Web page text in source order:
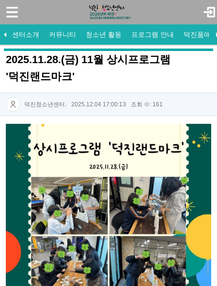
센터소개 커뮤니티 청소년 활동 프로그램 안내 덕진품애
센터소개 미션·비전·목표 조직도 센터연혁
공지사항 프로그램 게시판 활동사진 자유게시판
청소년 운영위원회 청소년 동아리 자원봉사
참여프로그램 수강신청
방과후 공지사항 방과후 활동사진 프로그램 안내
도서관 공지사항 도서관 활동사진 새로 들어온 책
2025.11.28.(금) 11월 상시프로그램
'덕진랜드마크'
덕진청소년센터. 2025.12.04 17:00:13 조회 수: 161
로그인
센터소개
커뮤니티
- 공지사항
- 프로그램 게시판
- 활동사진
- 자유게시판
청소년 활동
프로그램 안내
덕진품애 방과후
덕진품애 작은도서관